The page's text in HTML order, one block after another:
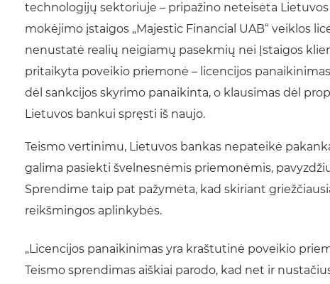
technologijų sektoriuje – pripažino neteisėta
mokėjimo įstaigos „Majestic Financial UAB“ veiklos
nenustatė realių neigiamų pasekmių nei Įstaigos
pritaikyta poveikio priemonė – licencijos
dėl sankcijos skyrimo panaikinta, o klausimas dėl
Lietuvos bankui spręsti iš naujo.
Teismo vertinimu, Lietuvos bankas nepateikė
galima pasiekti švelnesnėmis priemonėmis,
Sprendime taip pat pažymėta, kad skiriant
reikšmingos aplinkybės.
„Licencijos panaikinimas yra kraštutinė poveikio
Teismo sprendimas aiškiai parodo, kad net ir